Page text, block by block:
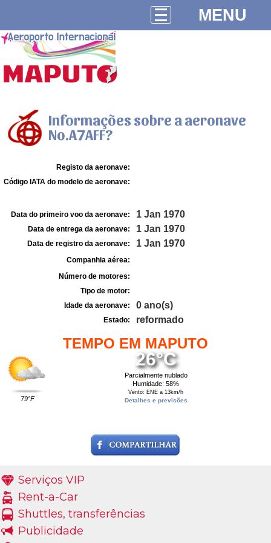
MENU
Informações sobre a aeronave
No.A7AFF?
Registo da aeronave:
Código IATA do modelo de aeronave:
Data do primeiro voo da aeronave: 1 Jan 1970
Data de entrega da aeronave: 1 Jan 1970
Data de registro da aeronave: 1 Jan 1970
Companhia aérea:
Número de motores:
Tipo de motor:
Idade da aeronave:
0 ano(s)
Estado: reformado
TEMPO EM MAPUTO
79°F
26°C
Parcialmente nublado
Humidade: 58%
Vento: ENE a 13km/h
Detalhes e previsões
Serviços VIP
Rent-a-Car
Shuttles, transferências
Publicidade